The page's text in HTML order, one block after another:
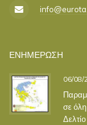
ΕΝΗΜΕΡΩΣΗ
06/08/
σε